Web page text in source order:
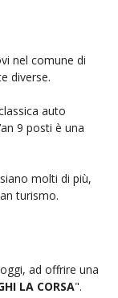
nel comune di
diverse.
auto
9 posti è una
molti di più,
turismo.
ad offrire una
LA CORSA".